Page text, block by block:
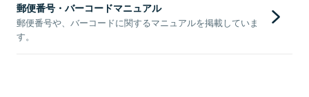
郵便番号・バーコードマニュアル
郵便番号や、バーコードに関するマニュアルを掲載していま
す。